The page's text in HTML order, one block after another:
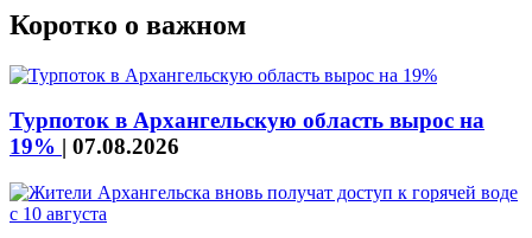
Коротко о важном
Турпоток в Архангельскую область вырос на
19% | 07.08.2026